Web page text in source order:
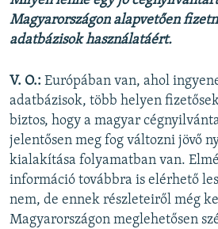
Magyarországon alapvetően
adatbázisok használatáért.
V. O.: Európában van, ahol
adatbázisok, több helyen
biztos, hogy a magyar
jelentősen meg fog változni jövő
kialakítása folyamatban van.
információ továbbra is elérhető
nem, de ennek részleteiről még
Magyarországon meglehetősen